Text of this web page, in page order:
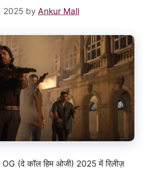
2025 by Ankur Mall
(दे कॉल हिम ओजी) 2025 में रिलीज़